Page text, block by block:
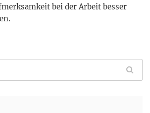
bei der Arbeit besser